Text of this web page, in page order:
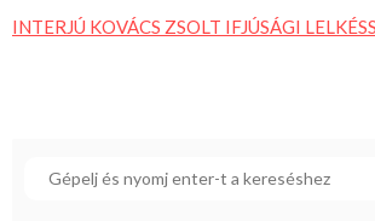
INTERJÚ KOVÁCS ZSOLT IFJÚSÁGI